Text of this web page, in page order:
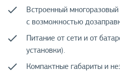
Встроенный
с возможностью
Питание от сети и от
установки).
Компактные габариты и